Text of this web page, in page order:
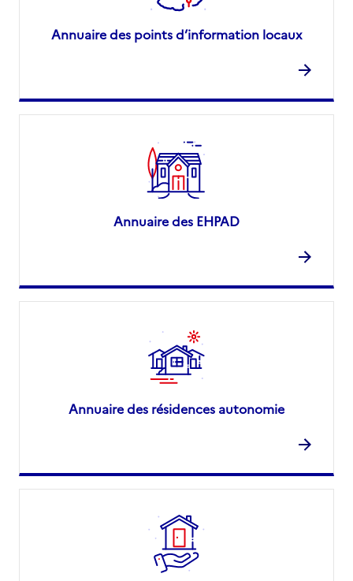
Annuaire des points d’information locaux
Annuaire des EHPAD
Annuaire des résidences autonomie